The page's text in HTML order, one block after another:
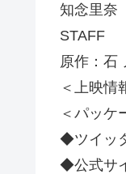
知念里奈
STAFF
原作：石
＜上映情
＜パッケ
◆ツイッ
◆公式サ